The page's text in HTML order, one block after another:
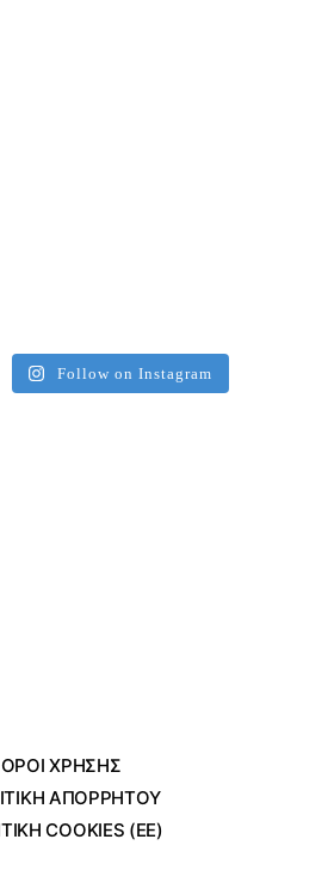
Follow on Instagram
ΌΡΟΙ ΧΡΗΣΗΣ
ΑΠΟΡΡΗΤΟΥ
COOKIES (ΕΕ)